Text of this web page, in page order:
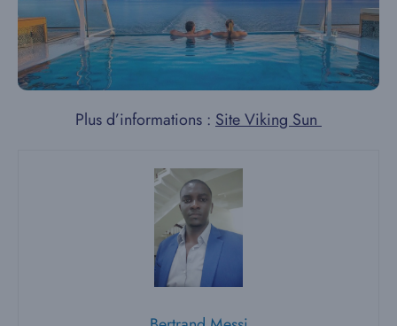
Plus d’informations : Site Viking Sun